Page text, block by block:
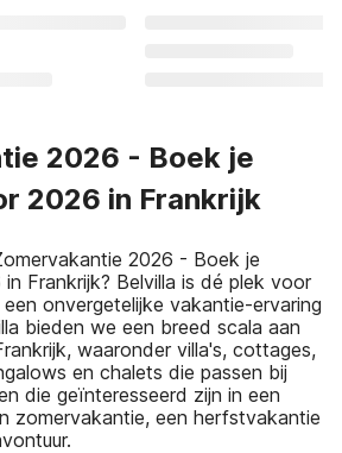
2026 - Boek je
2026 in Frankrijk
2026 - Boek je
Frankrijk? Belvilla is dé plek voor
onvergetelijke vakantie-ervaring
bieden we een breed scala aan
waaronder villa's, cottages,
en chalets die passen bij
die geïnteresseerd zijn in een
zomervakantie, een herfstvakantie